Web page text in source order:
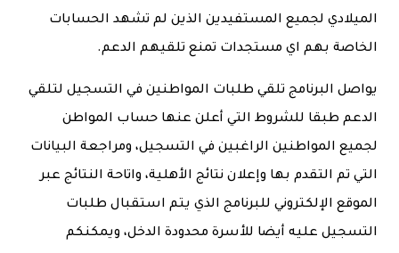
الميلادي لجميع المستفيدين الذين لم تشهد الحسابات
الخاصة بهم اي مستجدات تمنع تلقيهم الدعم.
يواصل البرنامج تلقي طلبات المواطنين في التسجيل لتلقي
الدعم طبقا للشروط التي أعلن عنها حساب المواطن
لجميع المواطنين الراغبين في التسجيل، ومراجعة البيانات
التي تم التقدم بها وإعلان نتائج الأهلية، واتاحة النتائج عبر
الموقع الإلكتروني للبرنامج الذي يتم استقبال طلبات
التسجيل عليه أيضا للأسرة محدودة الدخل، ويمكنكم